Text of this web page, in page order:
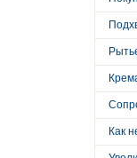
Как